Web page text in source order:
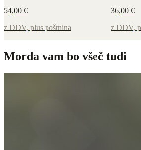
54,00 €
z DDV, plus poštnina
36,00 €
z DDV,
Morda vam bo všeč tudi